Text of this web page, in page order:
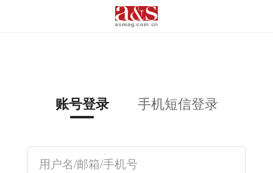
账号登录 手机短信登录